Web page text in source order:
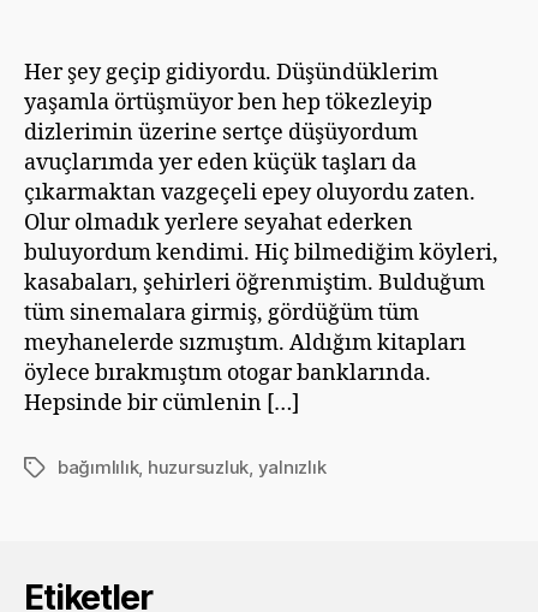
Her şey geçip gidiyordu. Düşündüklerim
yaşamla örtüşmüyor ben hep tökezleyip
dizlerimin üzerine sertçe düşüyordum
avuçlarımda yer eden küçük taşları da
çıkarmaktan vazgeçeli epey oluyordu zaten.
Olur olmadık yerlere seyahat ederken
buluyordum kendimi. Hiç bilmediğim köyleri,
kasabaları, şehirleri öğrenmiştim. Bulduğum
tüm sinemalara girmiş, gördüğüm tüm
meyhanelerde sızmıştım. Aldığım kitapları
öylece bırakmıştım otogar banklarında.
Hepsinde bir cümlenin […]
Etiketlerbağımlılık, huzursuzluk yalnızlık
Etiketler